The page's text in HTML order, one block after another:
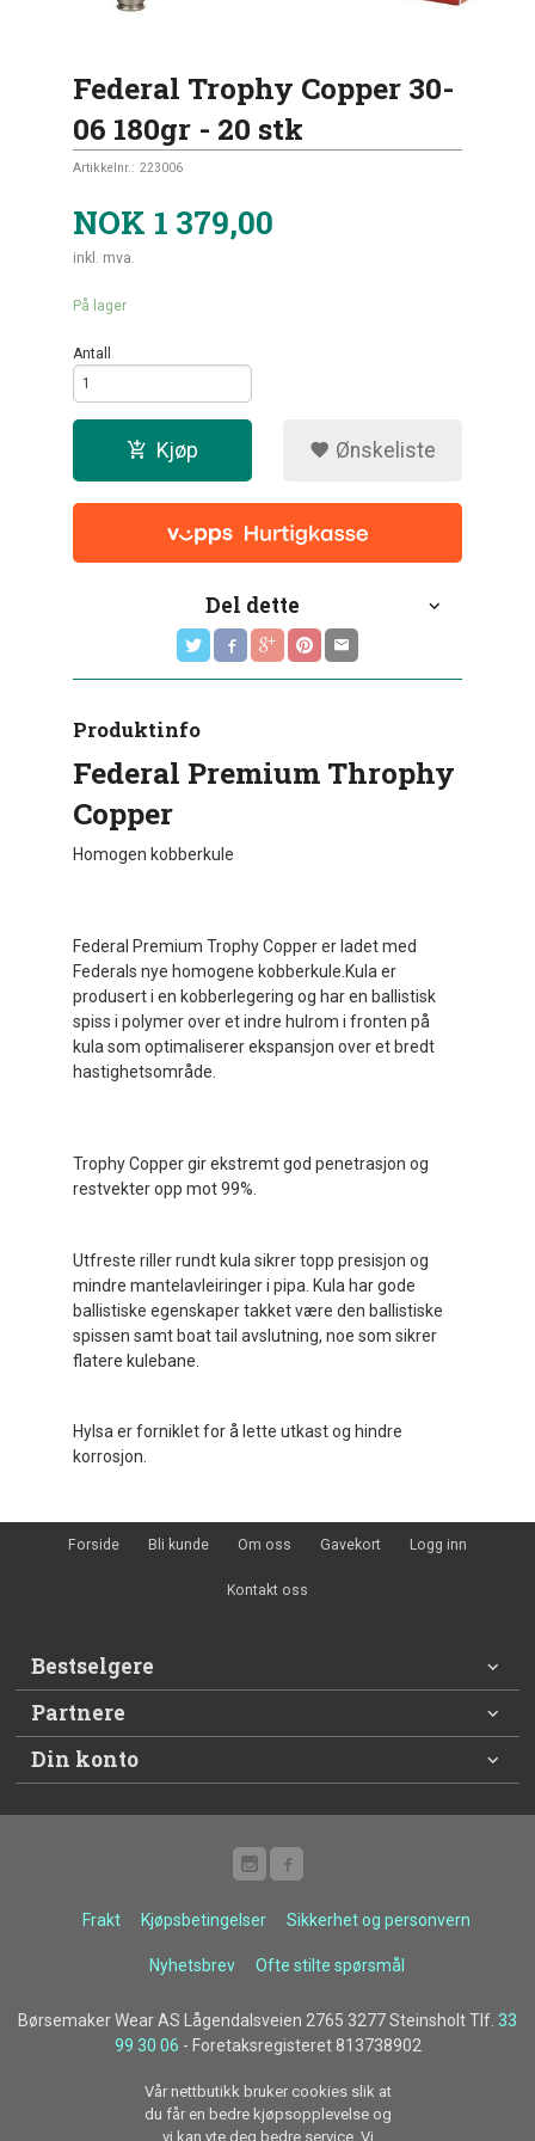
Federal Trophy Copper 30-
06 180gr - 20 stk
Artikkelnr.: 223006
NOK 1 379,00
inkl. mva.
På lager
Antall
Kjøp Ønskeliste
Del dette
Produktinfo
Federal Premium Throphy
Copper
Homogen kobberkule
Federal Premium Trophy Copper er ladet med
Federals nye homogene kobberkule.Kula er
produsert i en kobberlegering og har en ballistisk
spiss i polymer over et indre hulrom i fronten på
kula som optimaliserer ekspansjon over et bredt
hastighetsområde.
Trophy Copper gir ekstremt god penetrasjon og
restvekter opp mot 99%.
Utfreste riller rundt kula sikrer topp presisjon og
mindre mantelavleiringer i pipa. Kula har gode
ballistiske egenskaper takket være den ballistiske
spissen samt boat tail avslutning, noe som sikrer
flatere kulebane.
Hylsa er forniklet for å lette utkast og hindre
korrosjon.
Forside Bli kunde Om oss Gavekort Logg inn
Kontakt oss
Bestselgere
Partnere
Din konto
Frakt Kjøpsbetingelser Sikkerhet og personvern
Nyhetsbrev Ofte stilte spørsmål
Børsemaker Wear AS Lågendalsveien 2765 3277 Steinsholt Tlf. 33
99 30 06 - Foretaksregisteret 813738902
Vår nettbutikk bruker cookies slik at
du får en bedre kjøpsopplevelse og
vi kan yte deg bedre service. Vi